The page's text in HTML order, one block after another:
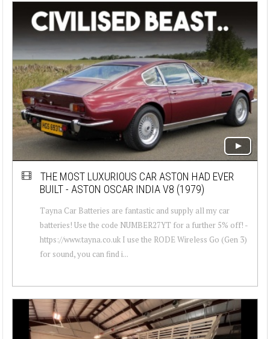
THE MOST LUXURIOUS CAR ASTON HAD EVER
BUILT - ASTON OSCAR INDIA V8 (1979)
Tayna Car Batteries are fantastic and supply all my car
batteries! Use the code NUMBER27YT for a further 5% off! -
https://www.tayna.co.uk I use the RODE Wireless Go (Gen 3)
for sound, you can find i...